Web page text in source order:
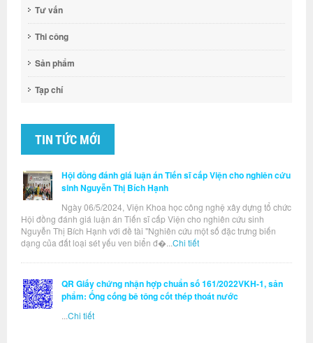
Tư vấn
Thi công
Sản phẩm
Tạp chí
TIN TỨC MỚI
Hội đồng đánh giá luận án Tiến sĩ cấp Viện cho nghiên cứu
sinh Nguyễn Thị Bích Hạnh
Ngày 06/5/2024, Viện Khoa học công nghệ xây dựng tổ chức
Hội đồng đánh giá luận án Tiến sĩ cấp Viện cho nghiên cứu sinh
Nguyễn Thị Bích Hạnh với đề tài "Nghiên cứu một số đặc trưng biến
dạng của đất loại sét yếu ven biển đ�... Chi tiết
QR Giấy chứng nhận hợp chuẩn số 161/2022VKH-1, sản
phẩm: Ống cống bê tông cốt thép thoát nước
Chi tiết